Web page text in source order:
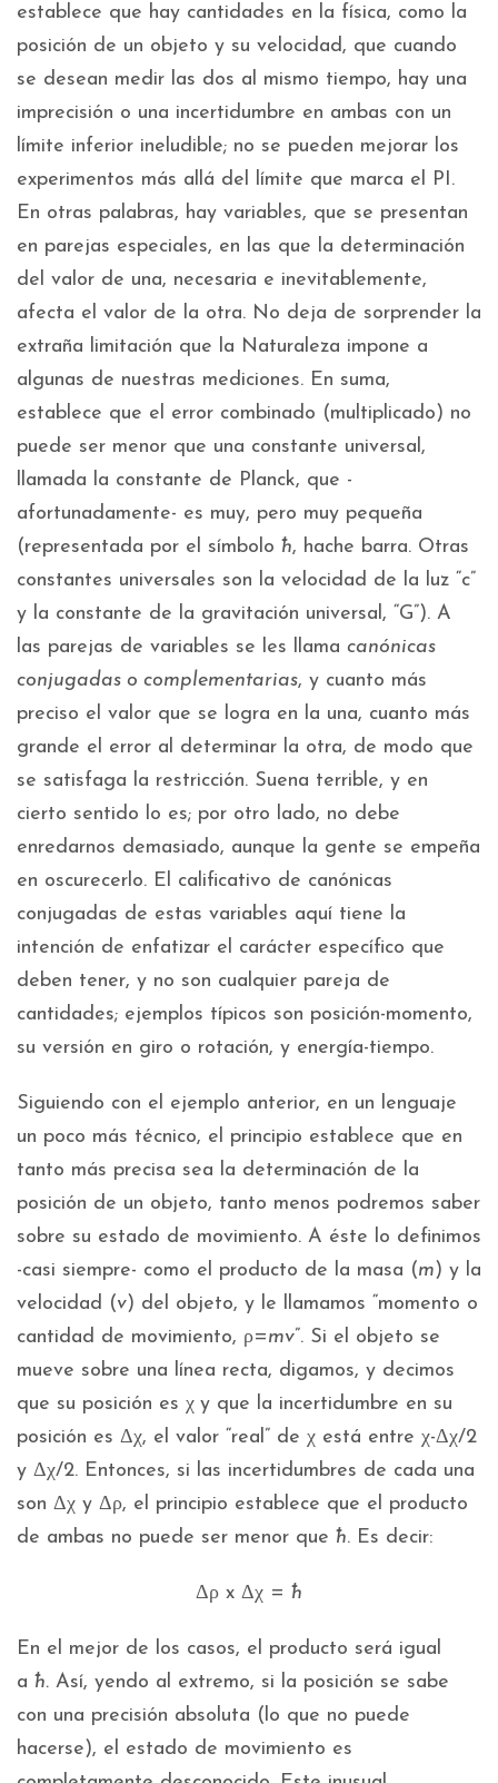
establece que hay cantidades en la física, como la
posición de un objeto y su velocidad, que cuando
se desean medir las dos al mismo tiempo, hay una
imprecisión o una incertidumbre en ambas con un
límite inferior ineludible; no se pueden mejorar los
experimentos más allá del límite que marca el PI.
En otras palabras, hay variables, que se presentan
en parejas especiales, en las que la determinación
del valor de una, necesaria e inevitablemente,
afecta el valor de la otra. No deja de sorprender la
extraña limitación que la Naturaleza impone a
algunas de nuestras mediciones. En suma,
establece que el error combinado (multiplicado) no
puede ser menor que una constante universal,
llamada la constante de Planck, que -
afortunadamente- es muy, pero muy pequeña
(representada por el símbolo ħ, hache barra. Otras
constantes universales son la velocidad de la luz “c”
y la constante de la gravitación universal, “G”). A
las parejas de variables se les llama canónicas
conjugadas o complementarias, y cuanto más
preciso el valor que se logra en la una, cuanto más
grande el error al determinar la otra, de modo que
se satisfaga la restricción. Suena terrible, y en
cierto sentido lo es; por otro lado, no debe
enredarnos demasiado, aunque la gente se empeña
en oscurecerlo. El calificativo de canónicas
conjugadas de estas variables aquí tiene la
intención de enfatizar el carácter específico que
deben tener, y no son cualquier pareja de
cantidades; ejemplos típicos son posición-momento,
su versión en giro o rotación, y energía-tiempo.
Siguiendo con el ejemplo anterior, en un lenguaje
un poco más técnico, el principio establece que en
tanto más precisa sea la determinación de la
posición de un objeto, tanto menos podremos saber
sobre su estado de movimiento. A éste lo definimos
-casi siempre- como el producto de la masa (m) y la
velocidad (v) del objeto, y le llamamos “momento o
cantidad de movimiento, ρ=mv”. Si el objeto se
mueve sobre una línea recta, digamos, y decimos
que su posición es χ y que la incertidumbre en su
posición es Δχ, el valor “real” de χ está entre χ-Δχ/2
y Δχ/2. Entonces, si las incertidumbres de cada una
son Δχ y Δρ, el principio establece que el producto
de ambas no puede ser menor que ħ. Es decir:
Δρ x Δχ = ħ
En el mejor de los casos, el producto será igual
a ħ. Así, yendo al extremo, si la posición se sabe
con una precisión absoluta (lo que no puede
hacerse), el estado de movimiento es